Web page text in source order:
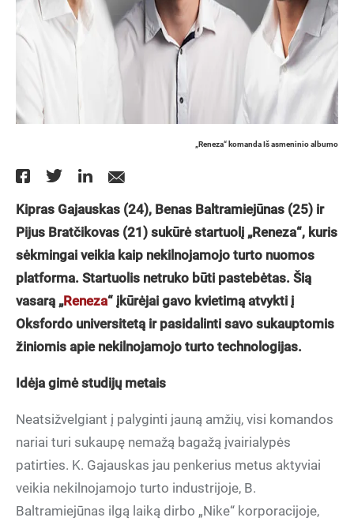
„Reneza“ komanda Iš asmeninio albumo
Kipras Gajauskas (24), Benas Baltramiejūnas (25) ir
Pijus Bratčikovas (21) sukūrė startuolį „Reneza“, kuris
sėkmingai veikia kaip nekilnojamojo turto nuomos
platforma. Startuolis netruko būti pastebėtas. Šią
vasarą „Reneza“ įkūrėjai gavo kvietimą atvykti į
Oksfordo universitetą ir pasidalinti savo sukauptomis
žiniomis apie nekilnojamojo turto technologijas.
Idėja gimė studijų metais
Neatsižvelgiant į palyginti jauną amžių, visi komandos
nariai turi sukaupę nemažą bagažą įvairialypės
patirties. K. Gajauskas jau penkerius metus aktyviai
veikia nekilnojamojo turto industrijoje, B.
Baltramiejūnas ilgą laiką dirbo „Nike“ korporacijoje,